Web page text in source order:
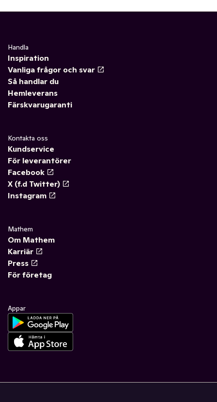
Handla
Inspiration
Vanliga frågor och svar
Så handlar du
Hemleverans
Färskvarugaranti
Kontakta oss
Kundservice
För leverantörer
Facebook
X (f.d Twitter)
Instagram
Mathem
Om Mathem
Karriär
Press
För företag
Appar